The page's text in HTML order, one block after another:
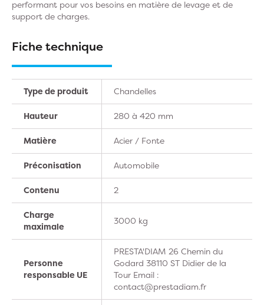
performant pour vos besoins en matière de levage et de
support de charges.
Fiche technique
Type de produit Chandelles
Hauteur 280 à 420 mm
Matière Acier / Fonte
Préconisation Automobile
Contenu 2
Charge
maximale
3000 kg
Personne
responsable UE
PRESTA'DIAM 26 Chemin du
Godard 38110 ST Didier de la
Tour Email :
contact@prestadiam.fr